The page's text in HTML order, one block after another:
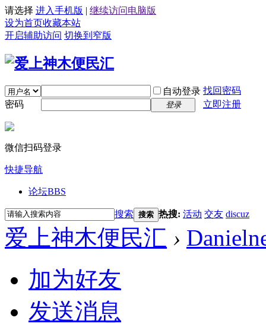
请选择 进入手机版 | 继续访问电脑版
设为首页收藏本站
开启辅助访问 切换到窄版
自动登录 找回密码
密码
登录 立即注册
微信扫码登录
快捷导航
论坛BBS
搜索 搜索 热搜: 活动 交友 discuz
爱上神木便民汇 ›
加为好友
发送消息